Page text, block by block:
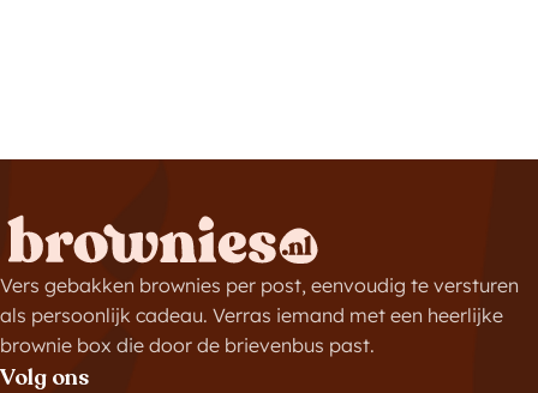
Vers gebakken brownies per post, eenvoudig te versturen
als persoonlijk cadeau. Verras iemand met een heerlijke
brownie box die door de brievenbus past.
Volg ons